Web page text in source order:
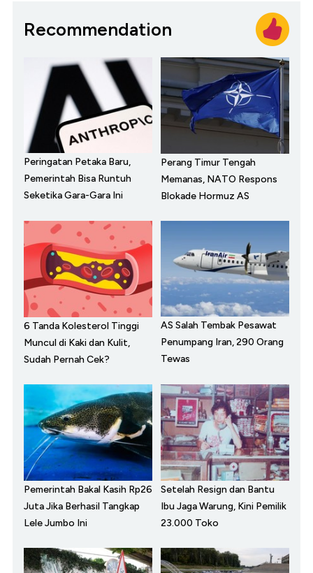
Recommendation
Peringatan Petaka Baru,
Pemerintah Bisa Runtuh
Seketika Gara-Gara Ini
Perang Timur Tengah
Memanas, NATO Respons
Blokade Hormuz AS
6 Tanda Kolesterol Tinggi
Muncul di Kaki dan Kulit,
Sudah Pernah Cek?
AS Salah Tembak Pesawat
Penumpang Iran, 290 Orang
Tewas
Pemerintah Bakal Kasih Rp26
Juta Jika Berhasil Tangkap
Lele Jumbo Ini
Setelah Resign dan Bantu
Ibu Jaga Warung, Kini Pemilik
23.000 Toko